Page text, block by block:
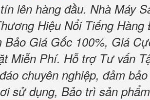
lên hàng đầu. Nhà Máy
Hiệu Nổi Tiếng
Giá Gốc 100%, Giá
Miễn Phí. Hỗ trợ Tư vấn
chuyên nghiệp, đảm
sử dụng, Bảo trì sản